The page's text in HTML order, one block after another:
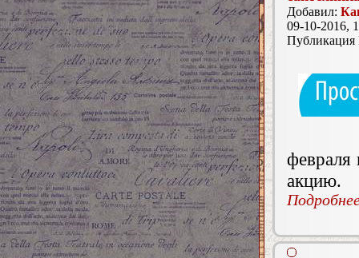
Добавил:
09-10-2016,
февраля
акцию.